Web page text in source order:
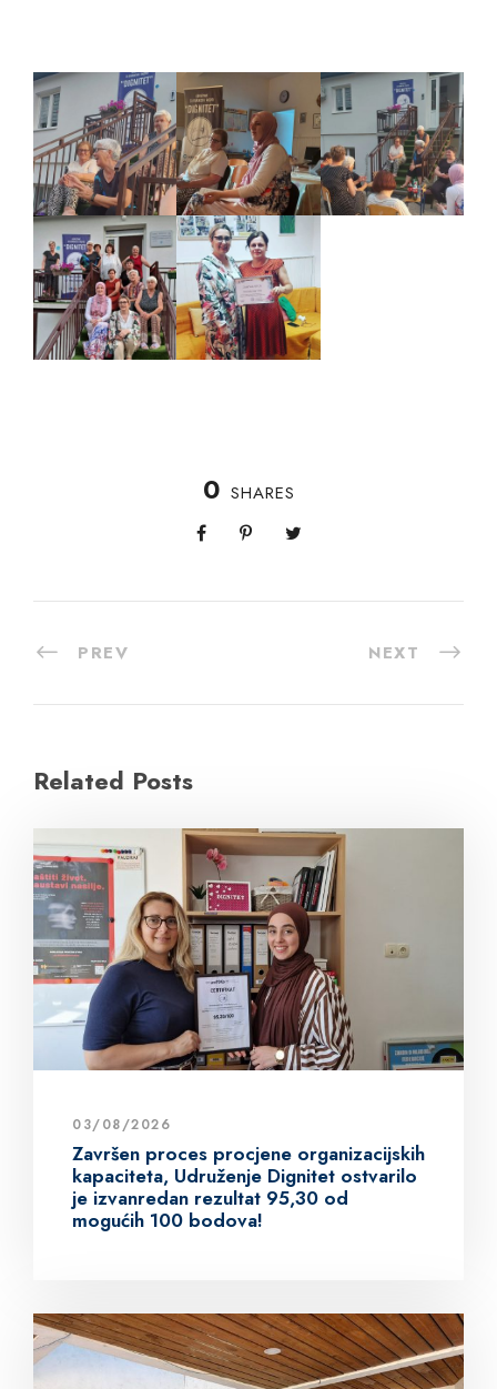
0 SHARES
PREV NEXT
Related Posts
03/08/2026
Završen proces procjene organizacijskih
kapaciteta, Udruženje Dignitet ostvarilo
je izvanredan rezultat 95,30 od
mogućih 100 bodova!